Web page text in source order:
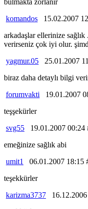
bulmakta zorlanır
komandos 15.02.2007
arkadaşlar ellerinize
verirseniz çok iyi olur.
yagmur.05 25.01.2007
biraz daha detaylı bilgi
forumvakti 19.01.2007
teşşekürler
svg55 19.01.2007 00:24
emeğinize sağlık abi
umit1
06.01.2007 18:15
teşekkürler
karizma3737